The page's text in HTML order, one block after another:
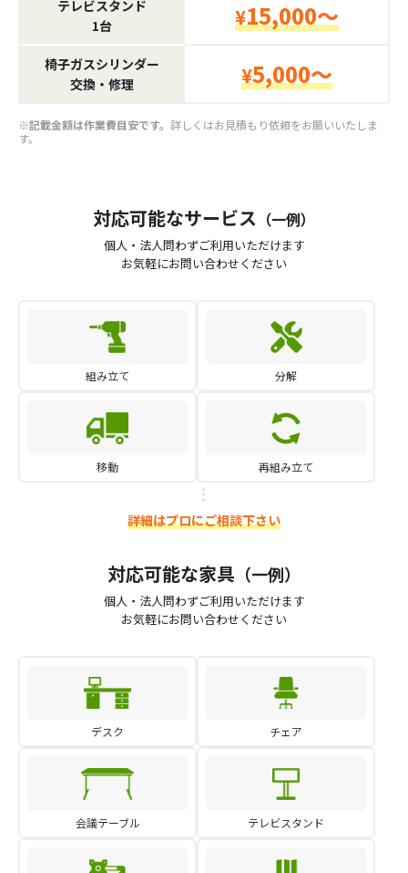
テレビスタンド
1台
¥15,000～
椅子ガスシリンダー
交換・修理
¥5,000～
※記載金額は作業費目安です。 詳しくはお見積もり依頼をお願いいたしま
す。
対応可能なサービス （一例）
個人・法人問わずご利用いただけます
お気軽にお問い合わせください
組み立て 分解
移動 再組み立て
詳細はプロにご相談下さい
対応可能な家具 （一例）
個人・法人問わずご利用いただけます
お気軽にお問い合わせください
デスク チェア
会議テーブル テレビスタンド